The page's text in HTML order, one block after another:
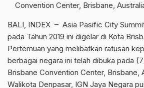
Convention Center, Brisbane,
BALI, INDEX – Asia Pasific City
pada Tahun 2019 ini digelar di Kota
Pertemuan yang melibatkan ratusan
berbagai negara ini telah dibuka pada
Brisbane Convention Center, Brisbane,
Walikota Denpasar, IGN Jaya Negara